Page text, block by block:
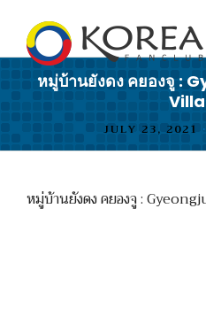
หมู่บ้านยังดง คยองจู :
JULY 23, 2021 •
หมู่บ้านยังดง คยองจู :